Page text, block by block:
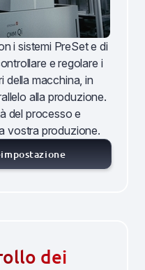
i sistemi PreSet e di
e regolare i
della macchina, in
alla produzione.
del processo e
vostra produzione.
dei